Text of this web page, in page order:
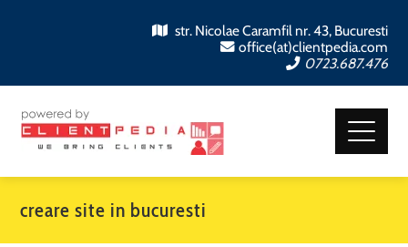
str. Nicolae Caramfil nr. 43, Bucuresti
office(at)clientpedia.com
0723.687.476
creare site in bucuresti